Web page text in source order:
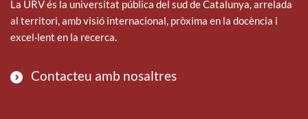
La URV és la universitat pública del sud de Catalunya, arrelada
al territori, amb visió internacional, pròxima en la docència i
excel·lent en la recerca.
Contacteu amb nosaltres